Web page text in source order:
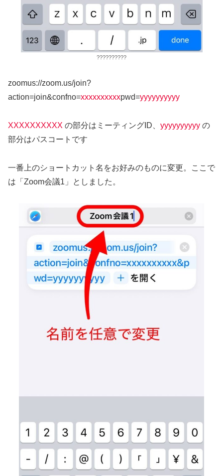
??????????
zoomus://zoom.us/join?
action=join&confno=xxxxxxxxxxpwd=yyyyyyyyyy
XXXXXXXXXX の部分はミーティングID、 yyyyyyyyyy の
部分はパスコートです
一番上のショートカット名をお好みのものに変更。ここで
は「Zoom会議1」としました。